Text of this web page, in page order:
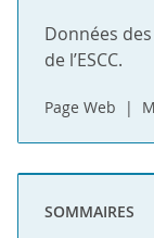
Données
de l’ESCC.
Page Web
SOMMAIRES